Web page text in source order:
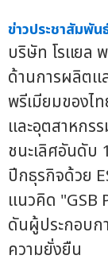
ข่าวประชาสัมพัน
บริษัท โรแยล
ด้านการผลิตแ
พรีเมียมของไ
และอุตสาหกร
ชนะเลิศอันดับ
ปีกธุรกิจด้วย
แนวคิด
ดันผู้ประกอบก
ความยั่งยืน